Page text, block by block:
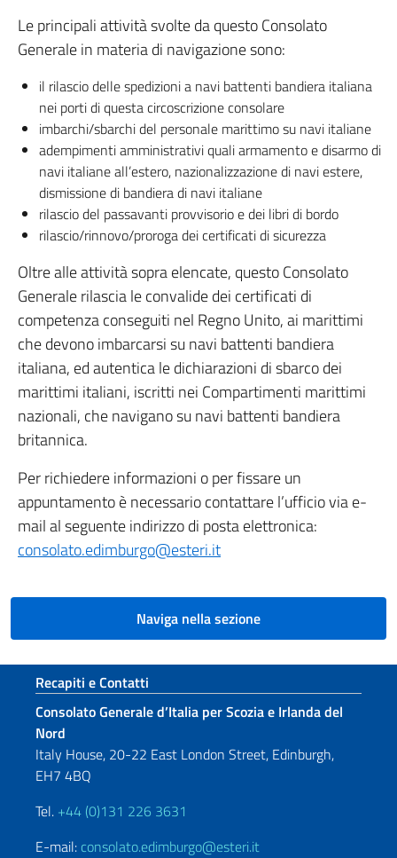
Le principali attività svolte da questo Consolato
Generale in materia di navigazione sono:
il rilascio delle spedizioni a navi battenti bandiera italiana
nei porti di questa circoscrizione consolare
imbarchi/sbarchi del personale marittimo su navi italiane
adempimenti amministrativi quali armamento e disarmo di
navi italiane all’estero, nazionalizzazione di navi estere,
dismissione di bandiera di navi italiane
rilascio del passavanti provvisorio e dei libri di bordo
rilascio/rinnovo/proroga dei certificati di sicurezza
Oltre alle attività sopra elencate, questo Consolato
Generale rilascia le convalide dei certificati di
competenza conseguiti nel Regno Unito, ai marittimi
che devono imbarcarsi su navi battenti bandiera
italiana, ed autentica le dichiarazioni di sbarco dei
marittimi italiani, iscritti nei Compartimenti marittimi
nazionali, che navigano su navi battenti bandiera
britannica.
Per richiedere informazioni o per fissare un
appuntamento è necessario contattare l’ufficio via e-
mail al seguente indirizzo di posta elettronica:
consolato.edimburgo@esteri.it
Naviga nella sezione
Sezione footer
Recapiti e Contatti
Consolato Generale d’Italia per Scozia e Irlanda del
Nord
Italy House, 20-22 East London Street, Edinburgh,
EH7 4BQ
Tel. +44 (0)131 226 3631
E-mail: consolato.edimburgo@esteri.it